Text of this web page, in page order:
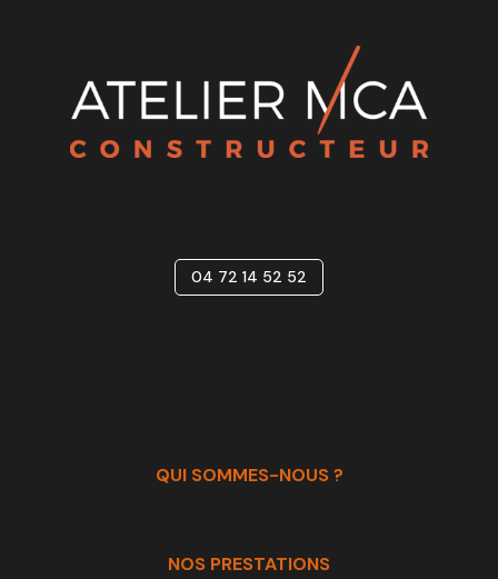
04 72 14 52 52
QUI SOMMES-NOUS ?
NOS PRESTATIONS